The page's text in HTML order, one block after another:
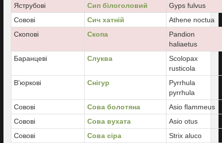
Яструбові
Сип білоголовий
Gyps fulvus
Совові
Сич хатній
Athene noctua
Скопові
Скопа
Pandion
haliaetus
Баранцеві
Слуква
Scolopax
rusticola
В'юркові
Снігур
Pyrrhula
pyrrhula
Совові
Сова болотяна
Asio flammeus
Совові
Сова вухата
Asio otus
Совові
Сова сіра
Strix aluco